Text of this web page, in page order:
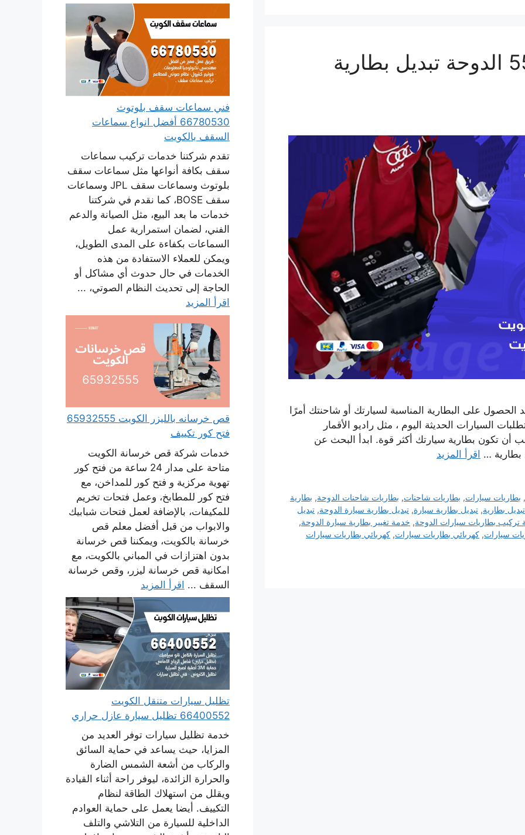
تبديل بطارية 55566920 الدوحة تبديل بطارية
الحصول على البطارية المناسبة لسيارتك أو شاحنتك أمرًا
السيارات الحديثة اليوم ، مثل راديو الأقمار
أن تكون بطارية سيارتك أكثر قوة. ابدأ البحث عن
بطارية … اقرأ المزيد
, بطاريات سيارات, بطاريات شاحنات, بطاريات شاحنات الدوحة, بطارية
تبديل بطارية, تبديل بطارية سيارة, تبديل بطارية سيارة الدوحة, تبديل
تركيب بطاريات سيارات الدوحة, خدمة تغيير بطارية سيارة الدوحة,
سيارات, كهربائي بطاريات سيارات, كهربائي بطاريات سيارات
فني سماعات سقف بلوتوث
66780530 أفضل انواع سماعات
السقف بالكويت
تقدم شركتنا خدمات تركيب سماعات
سقف بكافة أنواعها مثل سماعات سقف
بلوتوث وسماعات سقف JPL وسماعات
سقف BOSE، كما نقدم في شركتنا
خدمات ما بعد البيع، مثل الصيانة والدعم
الفني، لضمان استمرارية عمل
السماعات بكفاءة على المدى الطويل،
ويمكن للعملاء الاستفادة من هذه
الخدمات في حال حدوث أي مشاكل أو
الحاجة إلى تحديث النظام الصوتي، ...
اقرأ المزيد
قص خرسانه بالليزر الكويت 65932555
فتح كور تكييف
خدمات شركة قص خرسانة الكويت
متاحة على مدار 24 ساعة من فتح كور
تهوية مركزية و فتح كور للمداخن، مع
فتح كور للمطابخ، وعمل فتحات تخريم
للمكيفات، بالإضافة لعمل فتحات شبابيك
والابواب من قبل أفضل معلم قص
خرسانة بالكويت، ويمكننا قص خرسانة
بدون اهتزازات في المباني بالكويت، مع
امكانية قص خرسانة ليزر، وقص خرسانة
السقف ... اقرأ المزيد
تظليل سيارات متنقل الكويت
66400552 تظليل سيارة عازل حراري
خدمة تظليل سيارات توفر العديد من
المزايا، حيث يساعد في حماية السائق
والركاب من أشعة الشمس الضارة
والحرارة الزائدة، ليوفر راحة أثناء القيادة
ويقلل من استهلاك الطاقة لنظام
التكييف. أيضا يعمل على حماية العوادم
الداخلية للسيارة من التلاشي والتلف